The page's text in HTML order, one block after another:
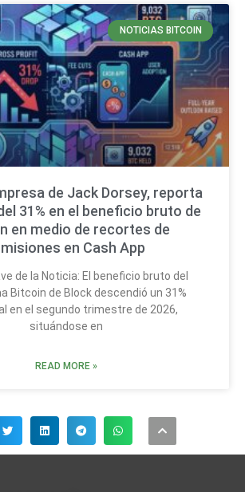
NOTICIAS BITCOIN
de Jack Dorsey, reporta
31% en el beneficio bruto de
en medio de recortes de
en Cash App
de la Noticia: El beneficio bruto del
Bitcoin de Block descendió un 31%
en el segundo trimestre de 2026,
situándose en
READ MORE »